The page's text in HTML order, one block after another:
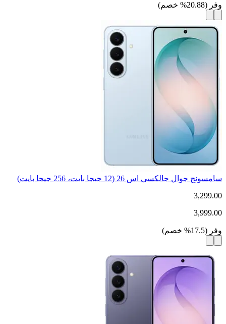
وفر (
20.88
% خصم)
سامسونج جوال جالكسي اس 26 (12 جيجا بايت، 256 جيجا بايت)
3,299.00
3,999.00
وفر (
17.5
% خصم)